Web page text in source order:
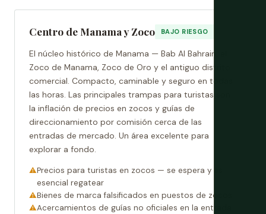
Centro de Manama y Zoco BAJO RIESGO
El núcleo histórico de Manama — Bab Al Bahrain, el
Zoco de Manama, Zoco de Oro y el antiguo distrito
comercial. Compacto, caminable y seguro en todas
las horas. Las principales trampas para turistas son
la inflación de precios en zocos y guías de
direccionamiento por comisión cerca de las
entradas de mercado. Un área excelente para
explorar a fondo.
Precios para turistas en zocos — se espera y es
esencial regatear
Bienes de marca falsificados en puestos de zocos
Acercamientos de guías no oficiales en la entrada